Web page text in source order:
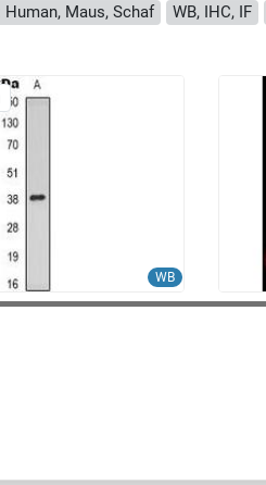
Maus, Schaf WB, IHC, IF
WB